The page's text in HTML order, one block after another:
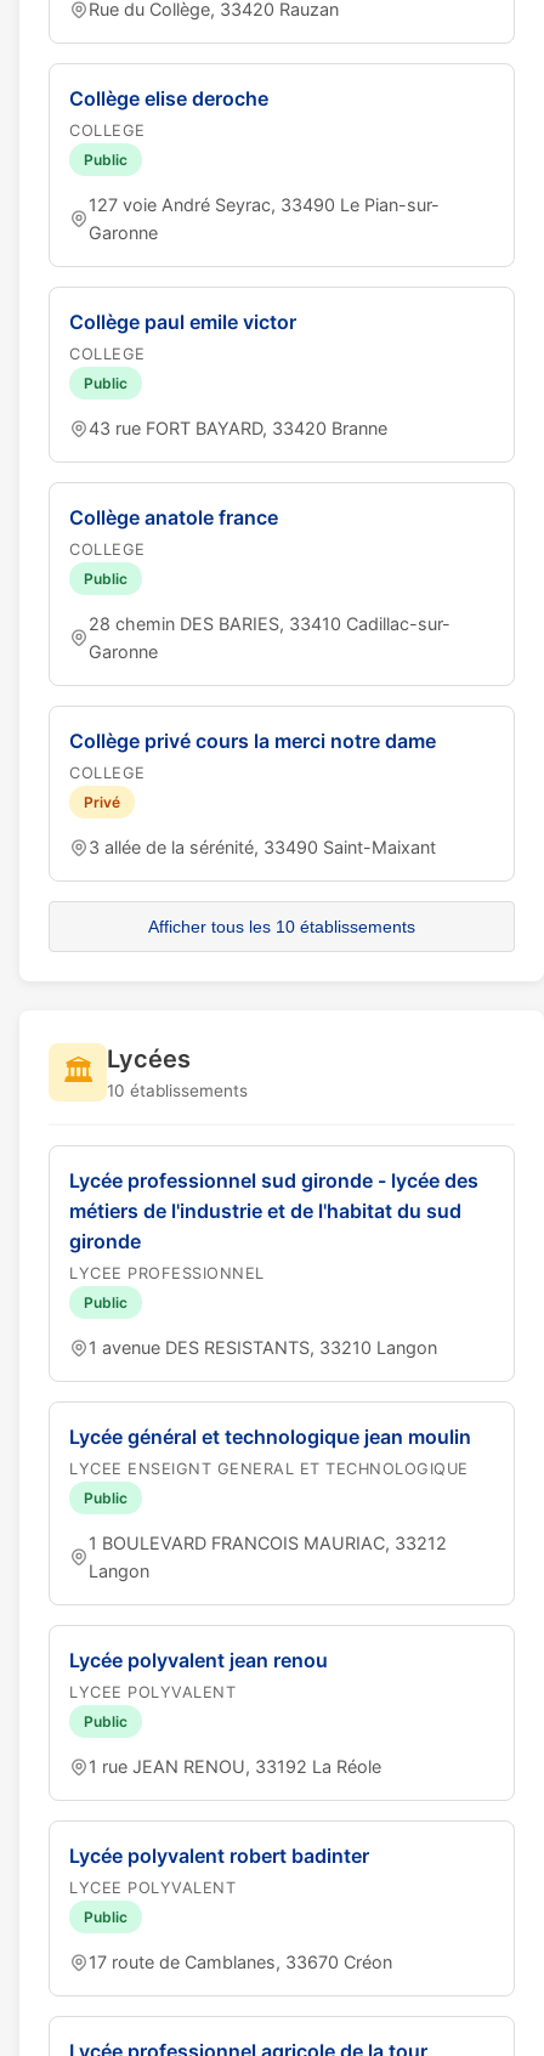
Rue du Collège, 33420 Rauzan
Collège elise deroche
COLLEGE
Public
127 voie André Seyrac, 33490 Le Pian-sur-
Garonne
Collège paul emile victor
COLLEGE
Public
43 rue FORT BAYARD, 33420 Branne
Collège anatole france
COLLEGE
Public
28 chemin DES BARIES, 33410 Cadillac-sur-
Garonne
Collège privé cours la merci notre dame
COLLEGE
Privé
3 allée de la sérénité, 33490 Saint-Maixant
Afficher tous les 10 établissements
🏛️ Lycées
10 établissements
Lycée professionnel sud gironde - lycée des
métiers de l'industrie et de l'habitat du sud
gironde
LYCEE PROFESSIONNEL
Public
1 avenue DES RESISTANTS, 33210 Langon
Lycée général et technologique jean moulin
LYCEE ENSEIGNT GENERAL ET TECHNOLOGIQUE
Public
1 BOULEVARD FRANCOIS MAURIAC, 33212
Langon
Lycée polyvalent jean renou
LYCEE POLYVALENT
Public
1 rue JEAN RENOU, 33192 La Réole
Lycée polyvalent robert badinter
LYCEE POLYVALENT
Public
17 route de Camblanes, 33670 Créon
Lycée professionnel agricole de la tour